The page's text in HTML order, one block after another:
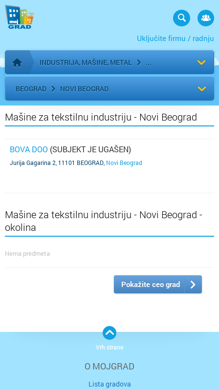
Uključite firmu / radnju
Početna stranica
INDUSTRIJA, MAŠINE, METAL
BEOGRAD NOVI BEOGRAD
Mašine za tekstilnu industriju - Novi Beograd
BOVA DOO (SUBJEKT JE UGAŠEN)
Jurija Gagarina 2, 11101 BEOGRAD Novi Beograd
Mašine za tekstilnu industriju - Novi Beograd -
okolina
Nema predmeta
Pokažite ceo grad
O MOJGRAD
Lista gradova
Vrh strane